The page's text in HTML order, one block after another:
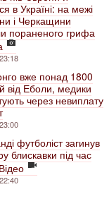
в Україні: на межі
і Черкащини
пораненого грифа
вже понад 1800
від Еболи, медики
через невиплату
футболіст загинув
блискавки під час